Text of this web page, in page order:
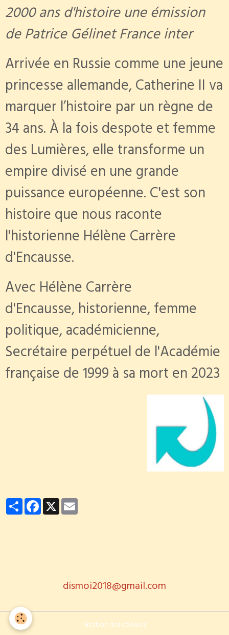
2000 ans d'histoire une émission
de Patrice Gélinet France inter
Arrivée en Russie comme une jeune
princesse allemande, Catherine II va
marquer l’histoire par un règne de
34 ans. À la fois despote et femme
des Lumières, elle transforme un
empire divisé en une grande
puissance européenne. C'est son
histoire que nous raconte
l'historienne Hélène Carrère
d'Encausse.
AvecHélène Carrère
d'Encausse, historienne, femme
politique, académicienne,
Secrétaire perpétuel de l'Académie
française de 1999 à sa mort en 2023
PartagerFacebook
X
dismoi2018@gmail.com
Gestion des cookies